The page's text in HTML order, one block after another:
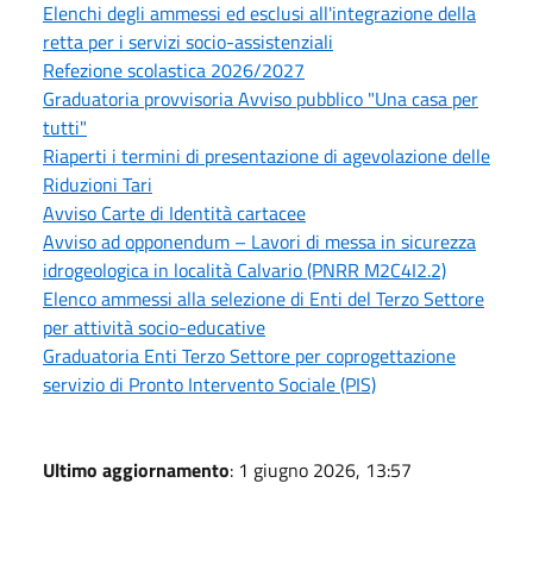
Elenchi degli ammessi ed esclusi all'integrazione della
retta per i servizi socio-assistenziali
Refezione scolastica 2026/2027
Graduatoria provvisoria Avviso pubblico "Una casa per
tutti"
Riaperti i termini di presentazione di agevolazione delle
Riduzioni Tari
Avviso Carte di Identità cartacee
Avviso ad opponendum – Lavori di messa in sicurezza
idrogeologica in località Calvario (PNRR M2C4I2.2)
Elenco ammessi alla selezione di Enti del Terzo Settore
per attività socio-educative
Graduatoria Enti Terzo Settore per coprogettazione
servizio di Pronto Intervento Sociale (PIS)
Ultimo aggiornamento: 1 giugno 2026, 13:57